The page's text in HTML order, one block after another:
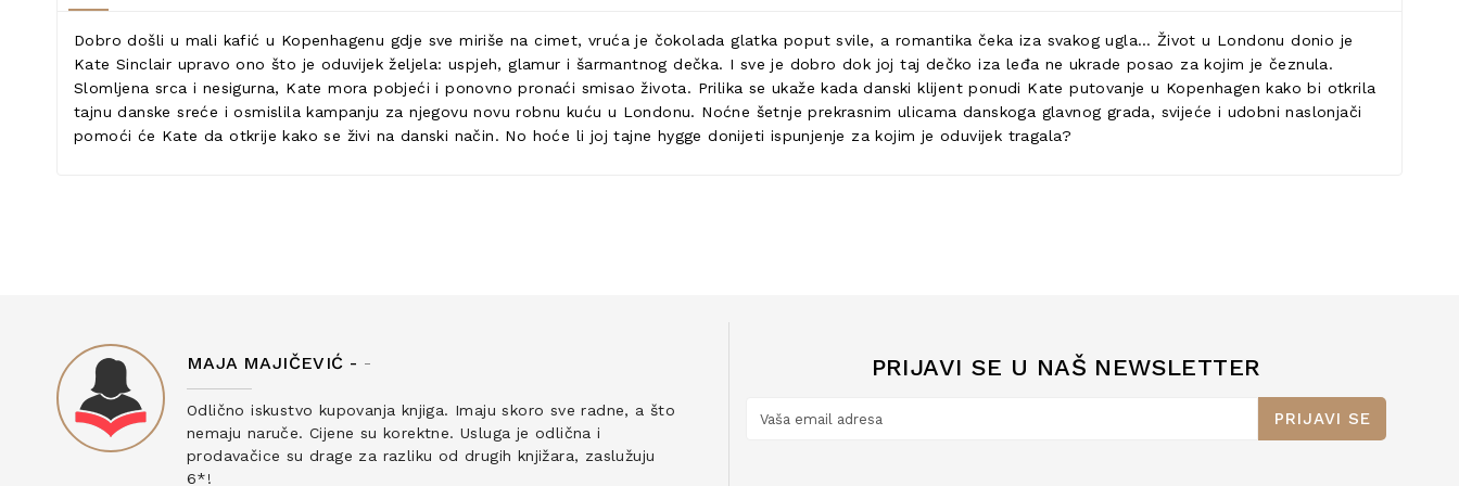
Dobro došli u mali kafić u Kopenhagenu gdje sve miriše na cimet, vruća je čokolada glatka poput svile, a romantika čeka iza svakog ugla… Život u Londonu donio je
Kate Sinclair upravo ono što je oduvijek željela: uspjeh, glamur i šarmantnog dečka. I sve je dobro dok joj taj dečko iza leđa ne ukrade posao za kojim je čeznula.
Slomljena srca i nesigurna, Kate mora pobjeći i ponovno pronaći smisao života. Prilika se ukaže kada danski klijent ponudi Kate putovanje u Kopenhagen kako bi otkrila
tajnu danske sreće i osmislila kampanju za njegovu novu robnu kuću u Londonu. Noćne šetnje prekrasnim ulicama danskoga glavnog grada, svijeće i udobni naslonjači
pomoći će Kate da otkrije kako se živi na danski način. No hoće li joj tajne hygge donijeti ispunjenje za kojim je oduvijek tragala?
MAJA MAJIČEVIĆ - -
Odlično iskustvo kupovanja knjiga. Imaju skoro sve radne, a što
nemaju naruče. Cijene su korektne. Usluga je odlična i
prodavačice su drage za razliku od drugih knjižara, zaslužuju
6*!
PRIJAVI SE U NAŠ NEWSLETTER
PRIJAVI SE